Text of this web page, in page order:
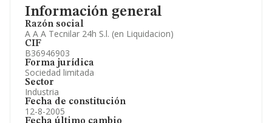
Información general
Razón social
A A A Tecnilar 24h S.l. (en Liquidacion)
CIF
B36946903
Forma jurídica
Sociedad limitada
Sector
Industria
Fecha de constitución
12-8-2005
Información oficial y registral complementaria.